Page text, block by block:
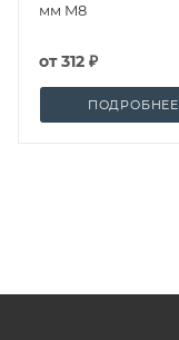
мм M8
от312 ₽
ПОДРОБНЕЕ